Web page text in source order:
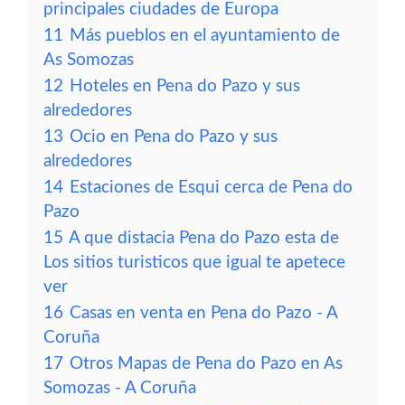
principales ciudades de Europa
11 Más pueblos en el ayuntamiento de
As Somozas
12 Hoteles en Pena do Pazo y sus
alrededores
13 Ocio en Pena do Pazo y sus
alrededores
14 Estaciones de Esqui cerca de Pena do
Pazo
15 A que distacia Pena do Pazo esta de
Los sitios turisticos que igual te apetece
ver
16 Casas en venta en Pena do Pazo - A
Coruña
17 Otros Mapas de Pena do Pazo en As
Somozas - A Coruña